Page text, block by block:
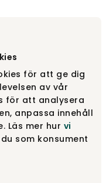
för att ge dig
av vår
för att analysera
anpassa innehåll
Läs mer hur vi
som konsument
12 700 kr